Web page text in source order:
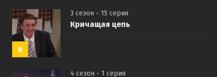
6
3 сезон - 15 серия
Кричащая цепь
4 сезон - 1 серия